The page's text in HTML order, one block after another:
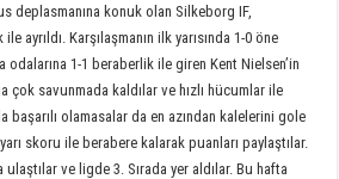
deplasmanına konuk olan Silkeborg IF,
ayrıldı. Karşılaşmanın ilk yarısında 1-0 öne
odalarına 1-1 beraberlik ile giren Kent Nielsen’in
çok savunmada kaldılar ve hızlı hücumlar ile
başarılı olamasalar da en azından kalelerini gole
skoru ile berabere kalarak puanları paylaştılar.
ulaştılar ve ligde 3. Sırada yer aldılar. Bu hafta